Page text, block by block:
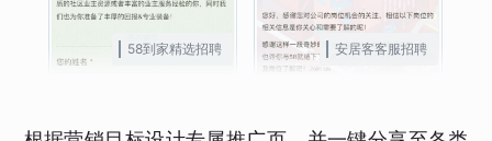
58到家精选招聘 安居客客服招聘